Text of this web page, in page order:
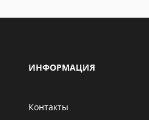
ИНФОРМАЦИЯ
Контакты